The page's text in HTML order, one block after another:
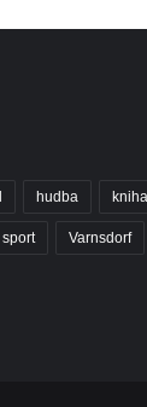
hudba kniha
sport Varnsdorf